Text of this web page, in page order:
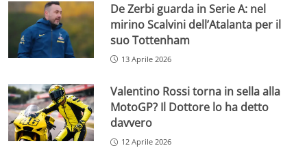
De Zerbi guarda in Serie A: nel
mirino Scalvini dell’Atalanta per il
suo Tottenham
13 Aprile 2026
Valentino Rossi torna in sella alla
MotoGP? Il Dottore lo ha detto
davvero
12 Aprile 2026